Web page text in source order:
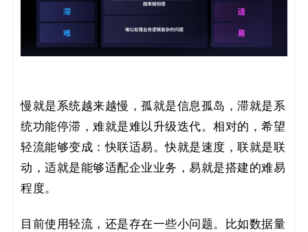
慢就是系统越来越慢，孤就是信息孤岛，滞就是系
统功能停滞，难就是难以升级迭代。相对的，希望
轻流能够变成：快联适易。快就是速度，联就是联
动，适就是能够适配企业业务，易就是搭建的难易
程度。
目前使用轻流，还是存在一些小问题。比如数据量